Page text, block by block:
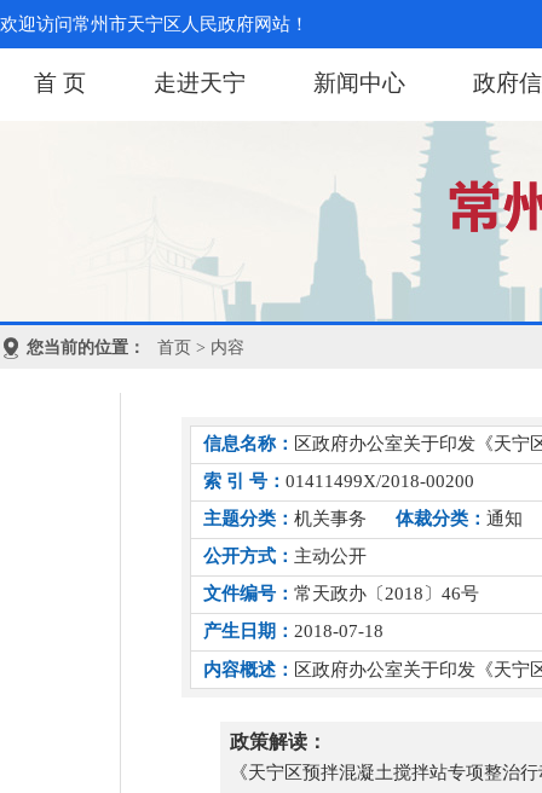
欢迎访问常州市天宁区人民政府网站！
首 页 走进天宁 新闻中心 政府
您当前的位置： 首页 > 内容
信息名称： 区政府办公室关于印发《天宁
索 引 号： 01411499X/2018-00200
主题分类： 机关事务 体裁分类： 通知
公开方式： 主动公开
文件编号： 常天政办〔2018〕46号
产生日期： 2018-07-18
内容概述： 区政府办公室关于印发《天宁
政策解读：
《天宁区预拌混凝土搅拌站专项整治